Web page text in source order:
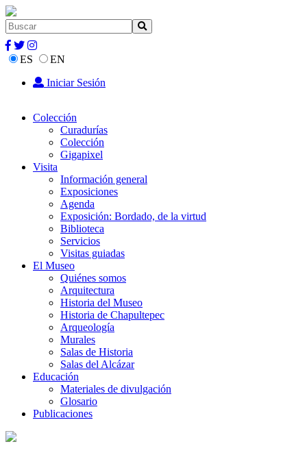
ES
EN
Iniciar Sesión
Colección
Curadurías
Colección
Gigapixel
Visita
Información general
Exposiciones
Agenda
Exposición: Bordado, de la virtud
Biblioteca
Servicios
Visitas guiadas
El Museo
Quiénes somos
Arquitectura
Historia del Museo
Historia de Chapultepec
Arqueología
Murales
Salas de Historia
Salas del Alcázar
Educación
Materiales de divulgación
Glosario
Publicaciones